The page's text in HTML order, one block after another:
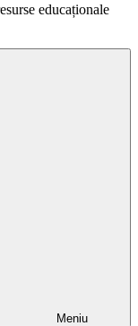
educaționale
Meniu